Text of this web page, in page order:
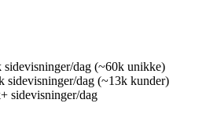
sidevisninger/dag (~60k unikke)
sidevisninger/dag (~13k kunder)
sidevisninger/dag